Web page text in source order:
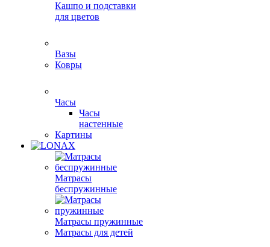
Кашпо и подставки
для цветов
Вазы
Ковры
Часы
Часы
настенные
Картины
Матрасы
беспружинные
Матрасы пружинные
Матрасы для детей